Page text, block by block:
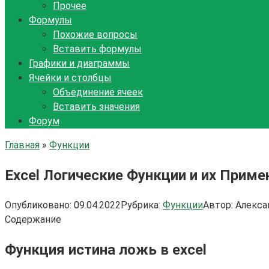
Прочее
Формулы
Похожие вопросы
Вставить формулы
Графики и диаграммы
Ячейки и столбцы
Объединение ячеек
Вставить значения
Форум
Главная » Функции
Excel Логические Функции и их
Опубликовано: 09.04.2022Рубрика: ФункцииАвтор:
Содержание
Функция истина ложь в excel